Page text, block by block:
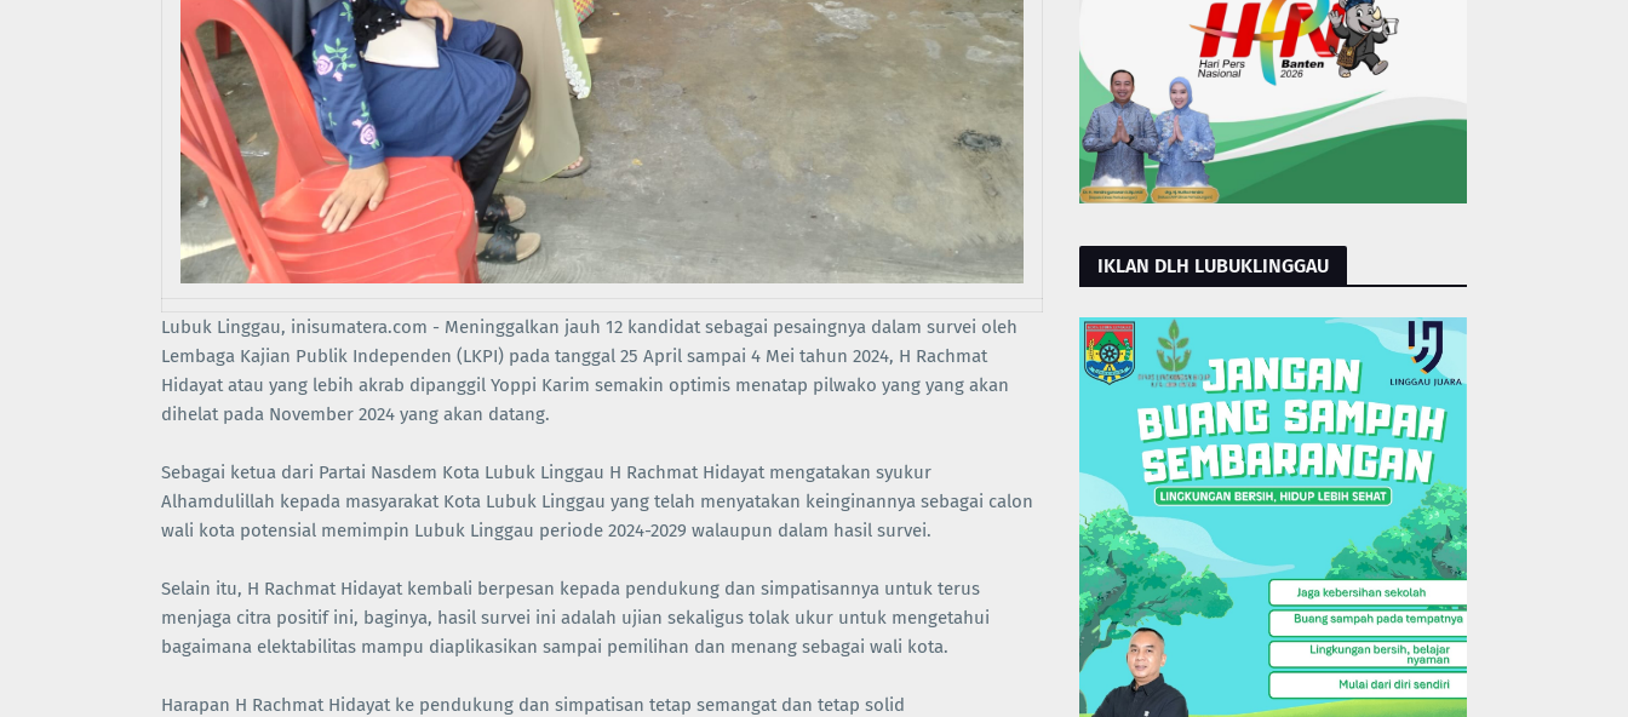
Lubuk Linggau, inisumatera.com - Meninggalkan jauh 12 kandidat sebagai pesaingnya dalam survei oleh
Lembaga Kajian Publik Independen (LKPI) pada tanggal 25 April sampai 4 Mei tahun 2024, H Rachmat
Hidayat atau yang lebih akrab dipanggil Yoppi Karim semakin optimis menatap pilwako yang yang akan
dihelat pada November 2024 yang akan datang.
Sebagai ketua dari Partai Nasdem Kota Lubuk Linggau H Rachmat Hidayat mengatakan syukur
Alhamdulillah kepada masyarakat Kota Lubuk Linggau yang telah menyatakan keinginannya sebagai calon
wali kota potensial memimpin Lubuk Linggau periode 2024-2029 walaupun dalam hasil survei.
Selain itu, H Rachmat Hidayat kembali berpesan kepada pendukung dan simpatisannya untuk terus
menjaga citra positif ini, baginya, hasil survei ini adalah ujian sekaligus tolak ukur untuk mengetahui
bagaimana elektabilitas mampu diaplikasikan sampai pemilihan dan menang sebagai wali kota.
Harapan H Rachmat Hidayat ke pendukung dan simpatisan tetap semangat dan tetap solid
IKLAN DLH LUBUKLINGGAU